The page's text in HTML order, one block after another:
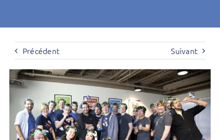
Précédent Suivant